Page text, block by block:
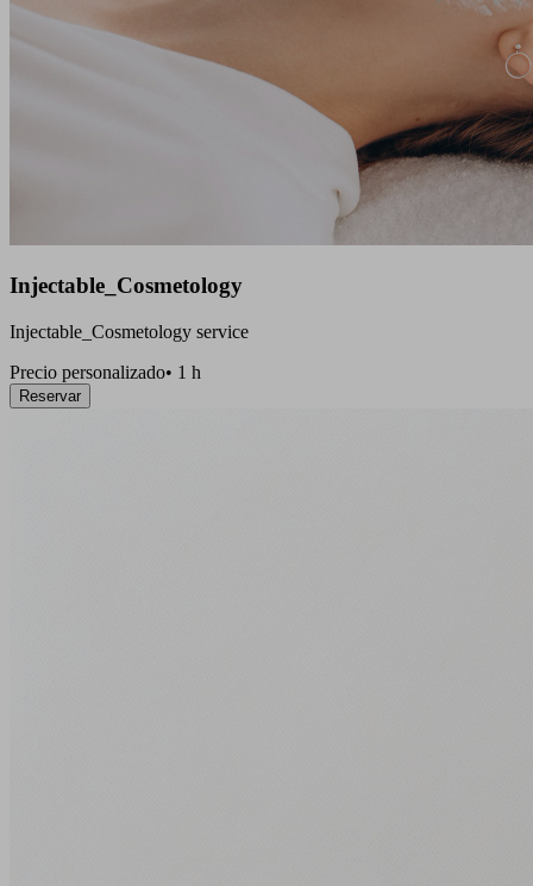
Injectable_Cosmetology
Injectable_Cosmetology service
Precio personalizado• 1 h
Reservar